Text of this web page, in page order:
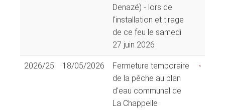
Denazé) - lors de
l'installation et tirage
de ce feu le samedi
27 juin 2026
2026/25 18/05/2026
Fermeture temporaire
de la pêche au plan
d'eau communal de
La Chappelle